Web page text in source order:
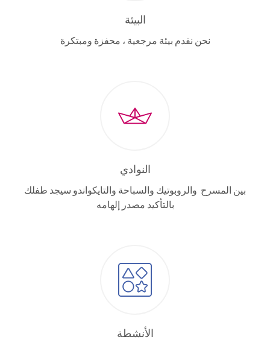
البيئة
نحن نقدم بيئة مرجعية ، محفزة ومبتكرة
النوادي
بين المسرح والروبوتيك والسباحة والتايكواندو سيجد طفلك
بالتأكيد مصدر إلهامه
الأنشطة